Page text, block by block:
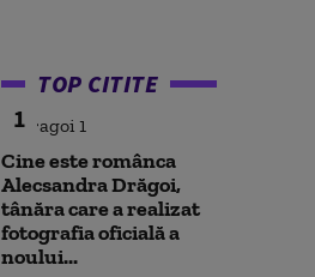
TOP CITITE
1
Cine este românca
Alecsandra Drăgoi,
tânăra care a realizat
fotografia oficială a
noului...